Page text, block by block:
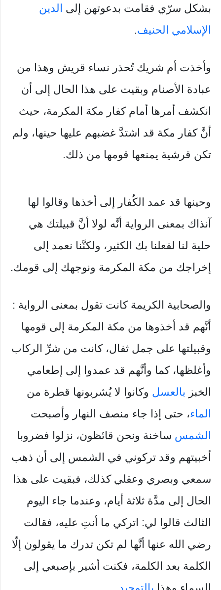
بشكل سرّي فقامت بدعوتهن إلى الدين
الإسلامي الحنيف.
وأخذت أم شريك تُحذر نساء قريش وهذا من
عبادة الأصنام وبقيت على هذا الحال إلى أن
انكشف أمرها أمام كفار مكة المكرمة، حيث
أنَّ كفار مكة قد اشتدَّ غضبهم عليها حينها، ولم
تكن قرشية يمنعها قومها من ذلك.
وحينها قد عمد الكُفار إلى أخذها وقالوا لها
آنذاك بمعنى الرواية أنَّه لولا أنَّ قبيلتك هي
حلية لنا لفعلنا بك الكثير، ولكنَّنا نعمد إلى
إخراجك من مكة المكرمة ونوجهك إلى قومك.
والصحابية الكريمة كانت تقول بمعنى الرواية :
أنَّهم قد أخذوها من مكة المكرمة إلى قومها
وقبيلتها على جمل ثفال، كانت من شرِّ الركاب
وأغلظها، كما وأنَّهم قد عمدوا إلى إطعامي
الخبز بالعسل وكانوا لا يُشربونها قطرة من
الماء، حتى إذا جاء منصف النهار وأصبحت
الشمس ساخنة ونحن قائظون، نزلوا فضروبا
أخبيتهم وقد تركوني في الشمس إلى أن ذهب
سمعي وبصري وعقلي كذلك، فبقيت على هذا
الحال إلى مدَّة ثلاثة أيام، وعندما جاء اليوم
الثالث قالوا لي: اتركي ما أنتِ عليه، فقالت
رضي الله عنها أنَّها لم تكن تدرك ما يقولون إلّا
الكلمة بعد الكلمة، فكنت أشير بإصبعي إلى